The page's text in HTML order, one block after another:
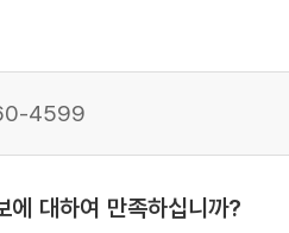
4599
에 대하여 만족하십니까?